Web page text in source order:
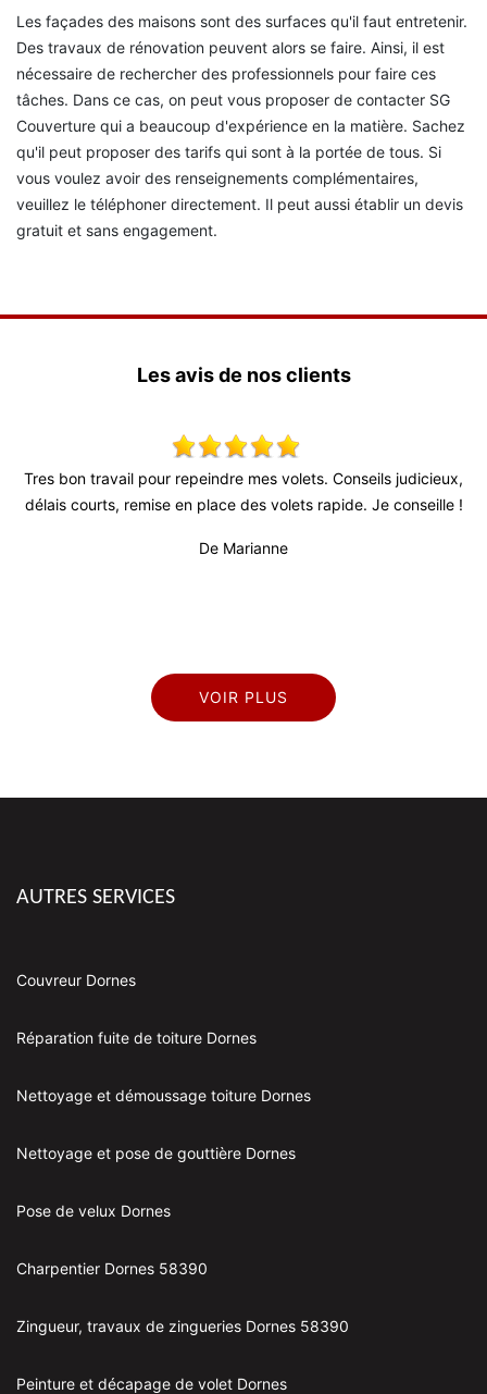
Les façades des maisons sont des surfaces qu'il faut entretenir.
Des travaux de rénovation peuvent alors se faire. Ainsi, il est
nécessaire de rechercher des professionnels pour faire ces
tâches. Dans ce cas, on peut vous proposer de contacter SG
Couverture qui a beaucoup d'expérience en la matière. Sachez
qu'il peut proposer des tarifs qui sont à la portée de tous. Si
vous voulez avoir des renseignements complémentaires,
veuillez le téléphoner directement. Il peut aussi établir un devis
gratuit et sans engagement.
Les avis de nos clients
Tres bon travail pour repeindre mes volets. Conseils judicieux,
délais courts, remise en place des volets rapide. Je conseille !
De Marianne
VOIR PLUS
AUTRES SERVICES
Couvreur Dornes
Réparation fuite de toiture Dornes
Nettoyage et démoussage toiture Dornes
Nettoyage et pose de gouttière Dornes
Pose de velux Dornes
Charpentier Dornes 58390
Zingueur, travaux de zingueries Dornes 58390
Peinture et décapage de volet Dornes